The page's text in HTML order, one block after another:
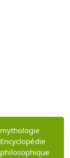
mythologie
Encyclopédie
philosophique